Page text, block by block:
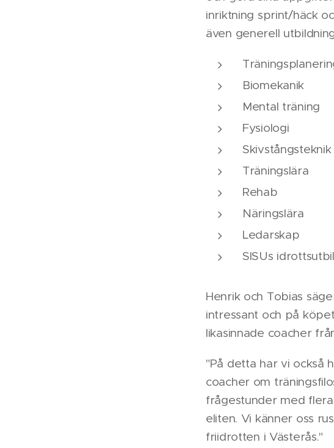
inriktning sprint/häck
även generell
Biomekanik
Mental träning
Fysiologi
Skivstångsteknik
Träningslära
Rehab
Näringslära
Ledarskap
SISUs
Henrik och Tobias
intressant och på
likasinnade coacher
"På detta har vi också
coacher om
frågestunder med
eliten. Vi känner oss
friidrotten i Västerås."